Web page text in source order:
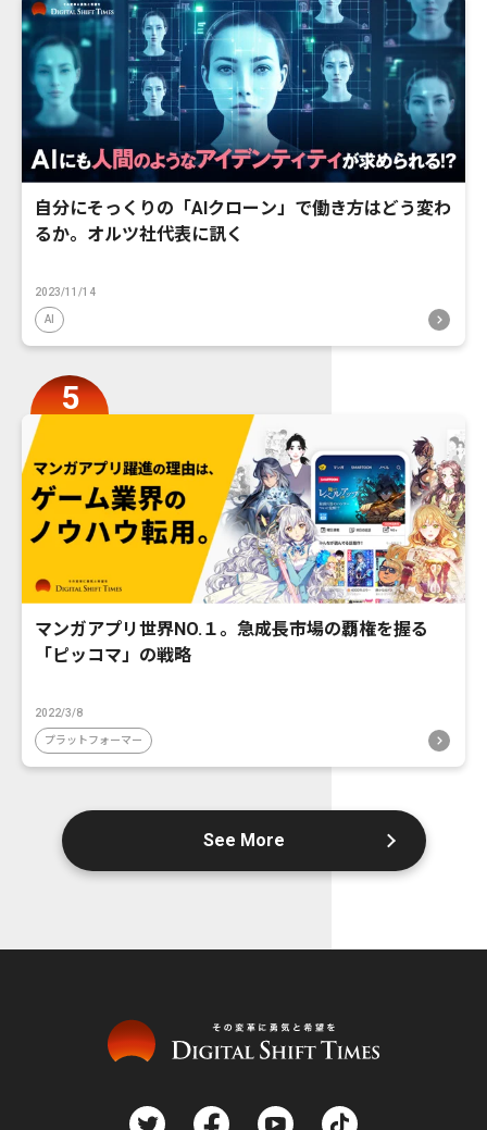
自分にそっくりの「AIクローン」で働き方はどう変わ
るか。オルツ社代表に訊く
2023/11/14
AI
マンガアプリ世界NO.１。急成長市場の覇権を握る
「ピッコマ」の戦略
2022/3/8
プラットフォーマー
See More